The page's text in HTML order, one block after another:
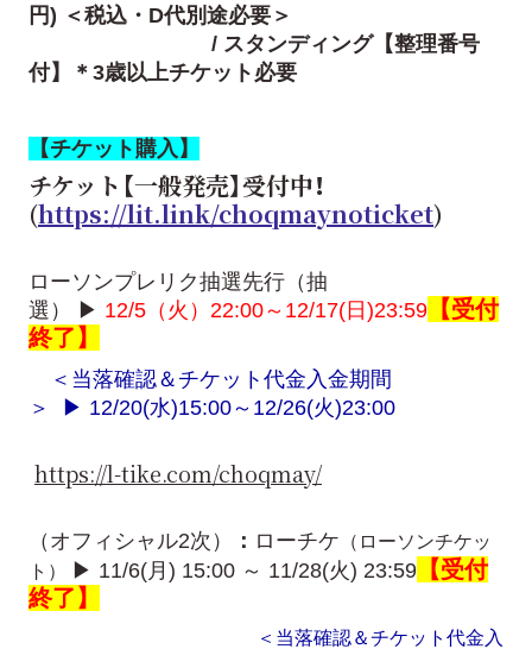
円) ＜税込・D代別途必要＞
/ スタンディング【整理番号
付】＊3歳以上チケット必要
【チケット購入】
チケット【一般発売】受付中！
(https://lit.link/choqmaynoticket)
ローソンプレリク抽選先行（抽
選）
▶ 12/5（火）22:00～12/17(日)23:59 【受付
終了 】
＜当落確認＆チケット代金入金期間
＞ ▶ 12/20(水)15:00～12/26(火)23:00
https://l-tike.com/choqmay/
（オフィシャル2次） ： ローチケ （ローソンチケッ
ト）
▶ 11/6(月) 15:00 ～ 11/28(火) 23:59 【受付
終了 】
＜当落確認＆チケット代金入